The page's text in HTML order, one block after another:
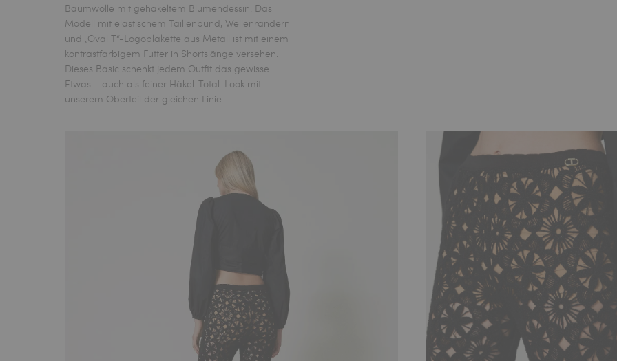
Baumwolle mit gehäkeltem Blumendessin. Das
Modell mit elastischem Taillenbund, Wellenrändern
und „Oval T“-Logoplakette aus Metall ist mit einem
kontrastfarbigem Futter in Shortslänge versehen.
Dieses Basic schenkt jedem Outfit das gewisse
Etwas – auch als feiner Häkel-Total-Look mit
unserem Oberteil der gleichen Linie.